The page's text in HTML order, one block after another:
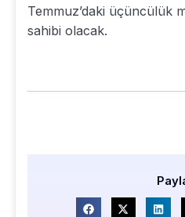
Temmuz’daki üçüncülük
sahibi olacak.